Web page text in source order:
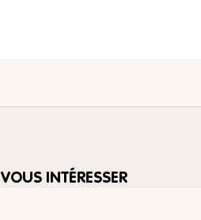
VOUS INTÉRESSER